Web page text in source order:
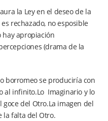
la Ley en el deseo de la
rechazado, no esposible
hay apropiación
(drama de la
borromeo se produciría con
al infinito.Lo Imaginario y lo
del Otro.La imagen del
la falta del Otro.